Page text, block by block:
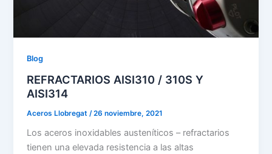
Blog
REFRACTARIOS AISI310 / 310S Y
AISI314
Aceros Llobregat /26 noviembre, 2021
Los aceros inoxidables austeníticos – refractarios
tienen una elevada resistencia a las altas